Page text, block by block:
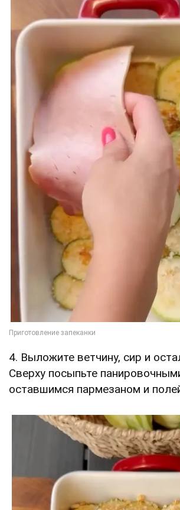
4. Выложите ветчину, сир и
Сверху посыпьте
оставшимся пармезаном и